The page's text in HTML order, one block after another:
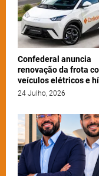
Confederal anuncia
renovação da frota
veículos elétricos e
24 Julho, 2026